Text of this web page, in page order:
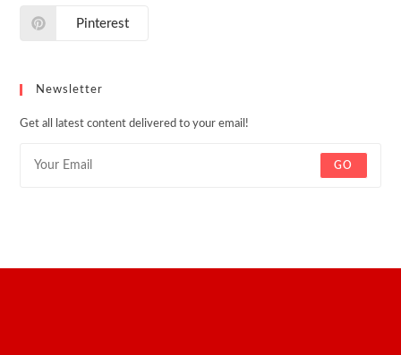
Pinterest
Newsletter
Get all latest content delivered to your email!
GO